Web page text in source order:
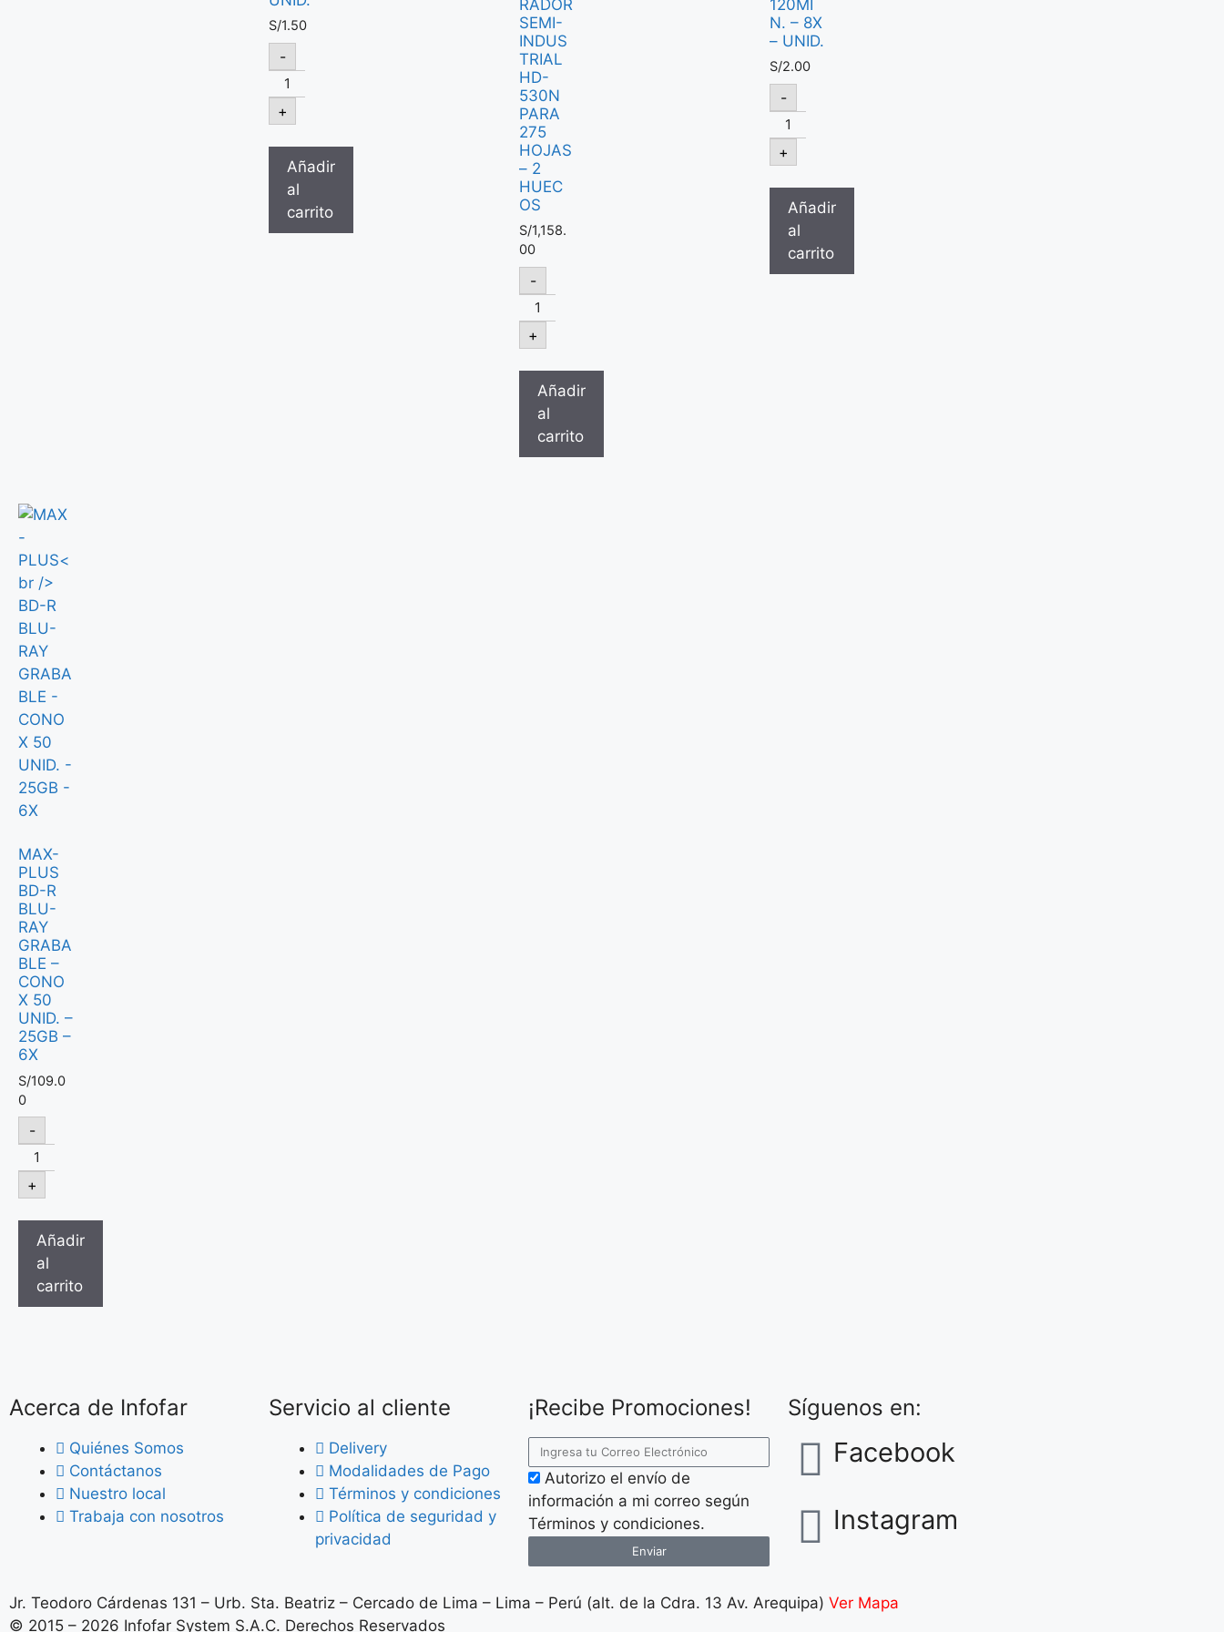
S/1.50
-
+
Añadir
al
carrito
RADOR
SEMI-
INDUS
TRIAL
HD-
530N
PARA
275
HOJAS
– 2
HUEC
OS
S/1,158.
00
-
+
Añadir
al
carrito
120MI
N. – 8X
– UNID.
S/2.00
-
+
Añadir
al
carrito
MAX-
PLUS
BD-R
BLU-
RAY
GRABA
BLE –
CONO
X 50
UNID. –
25GB –
6X
S/109.0
0
-
+
Añadir
al
carrito
Acerca de Infofar
Quiénes Somos
Contáctanos
Nuestro local
Trabaja con nosotros
Servicio al cliente
Delivery
Modalidades de Pago
Términos y condiciones
Política de seguridad y
privacidad
¡Recibe Promociones!
Autorizo el envío de
información a mi correo según
Términos y condiciones.
Enviar
Síguenos en:
Facebook
Instagram
Jr. Teodoro Cárdenas 131 – Urb. Sta. Beatriz – Cercado de Lima – Lima – Perú (alt. de la Cdra. 13 Av. Arequipa) Ver Mapa
© 2015 – 2026 Infofar System S.A.C. Derechos Reservados